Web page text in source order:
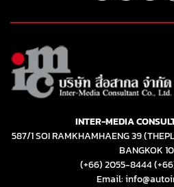
INTER-MEDIA
587/1 SOI RAMKHAMHAENG 39
BANGKOK
(+66) 2055-8444
Email: